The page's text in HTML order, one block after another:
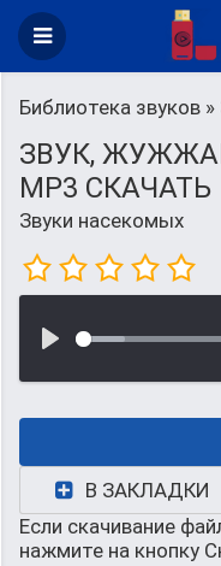
Библиотека звуков
ЗВУК,
MP3 СКАЧАТЬ
Звуки насекомых
В ЗАКЛАДКИ
Если скачивание
нажмите на кнопку